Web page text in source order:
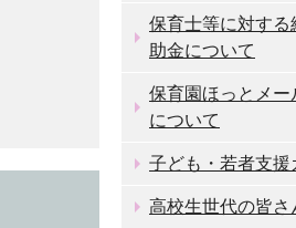
保育士等に対する
助金について
保育園ほっとメー
について
子ども・若者支援
高校生世代の皆さ